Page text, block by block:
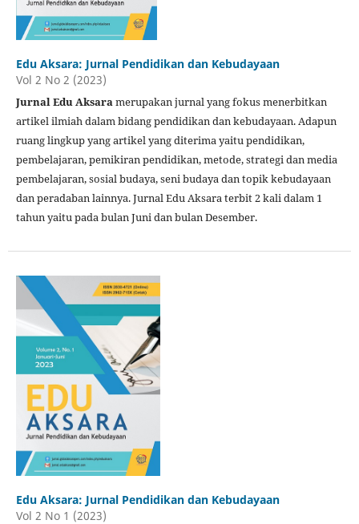
Edu Aksara: Jurnal Pendidikan dan Kebudayaan
Vol 2 No 2 (2023)
Jurnal Edu Aksaramerupakan jurnal yang fokus menerbitkan
artikel ilmiah dalam bidang pendidikan dan kebudayaan. Adapun
ruang lingkup yang artikel yang diterima yaitu pendidikan,
pembelajaran, pemikiran pendidikan, metode, strategi dan media
pembelajaran, sosial budaya, seni budaya dan topik kebudayaan
dan peradaban lainnya. Jurnal Edu Aksara terbit 2 kali dalam 1
tahun yaitu pada bulan Juni dan bulan Desember.
Edu Aksara: Jurnal Pendidikan dan Kebudayaan
Vol 2 No 1 (2023)